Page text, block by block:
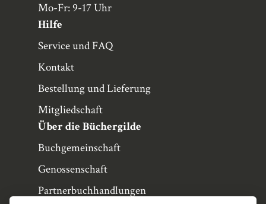
Mo-Fr: 9-17 Uhr
Hilfe
Service und FAQ
Kontakt
Bestellung und Lieferung
Mitgliedschaft
Über die Büchergilde
Buchgemeinschaft
Genossenschaft
Partnerbuchhandlungen